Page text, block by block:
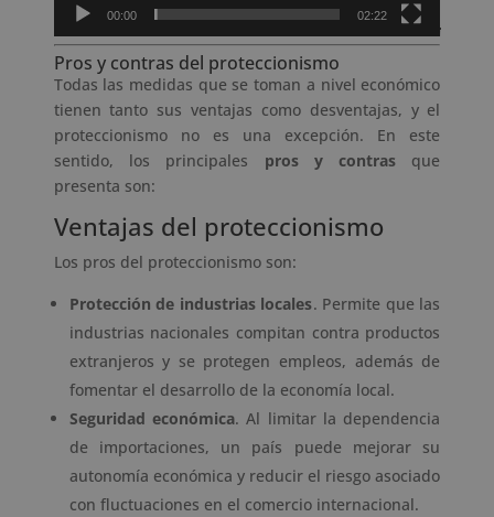
00:00 02:22
Pros y contras del proteccionismo
Todas las medidas que se toman a nivel económico
tienen tanto sus ventajas como desventajas, y el
proteccionismo no es una excepción. En este
sentido, los principales pros y contras que
presenta son:
Ventajas del proteccionismo
Los pros del proteccionismo son:
Protección de industrias locales. Permite que las
industrias nacionales compitan contra productos
extranjeros y se protegen empleos, además de
fomentar el desarrollo de la economía local.
Seguridad económica. Al limitar la dependencia
de importaciones, un país puede mejorar su
autonomía económica y reducir el riesgo asociado
con fluctuaciones en el comercio internacional.